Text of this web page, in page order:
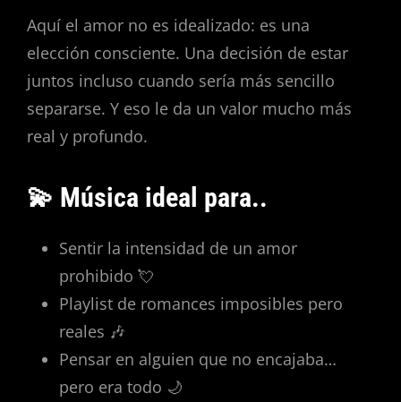
Aquí el amor no es idealizado: es una
elección consciente. Una decisión de estar
juntos incluso cuando sería más sencillo
separarse. Y eso le da un valor mucho más
real y profundo.
💫 Música ideal para..
Sentir la intensidad de un amor
prohibido 💘
Playlist de romances imposibles pero
reales 🎶
Pensar en alguien que no encajaba…
pero era todo 🌙